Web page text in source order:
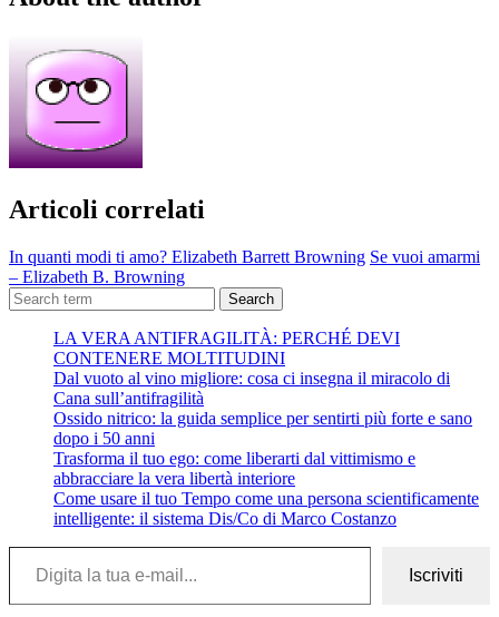
Articoli correlati
In quanti modi ti amo? Elizabeth Barrett Browning Se vuoi amarmi
– Elizabeth B. Browning
Search
LA VERA ANTIFRAGILITÀ: PERCHÉ DEVI
CONTENERE MOLTITUDINI
Dal vuoto al vino migliore: cosa ci insegna il miracolo di
Cana sull’antifragilità
Ossido nitrico: la guida semplice per sentirti più forte e sano
dopo i 50 anni
Trasforma il tuo ego: come liberarti dal vittimismo e
abbracciare la vera libertà interiore
Come usare il tuo Tempo come una persona scientificamente
intelligente: il sistema Dis/Co di Marco Costanzo
Digita la tua e-mail...
Iscriviti